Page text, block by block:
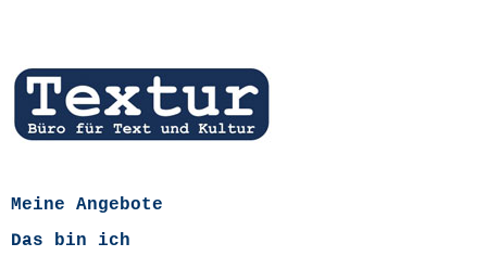
Meine Angebote
Das bin ich